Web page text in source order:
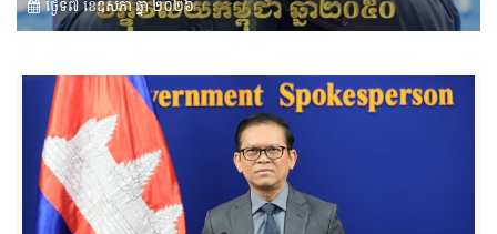
ថ្ងៃទី៧ ខែ​ឧសភា ឆ្នាំ ២០២៦